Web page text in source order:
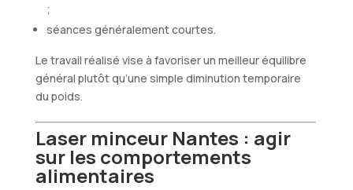
;
séances généralement courtes.
Le travail réalisé vise à favoriser un meilleur équilibre
général plutôt qu’une simple diminution temporaire
du poids.
Laser minceur Nantes : agir
sur les comportements
alimentaires